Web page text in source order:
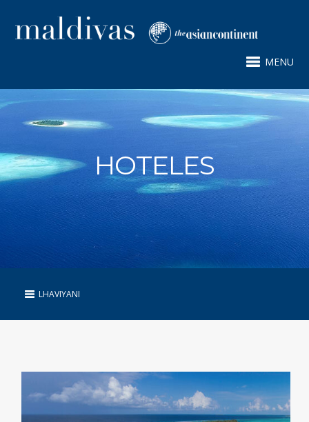
MENU
HOTELES
LHAVIYANI